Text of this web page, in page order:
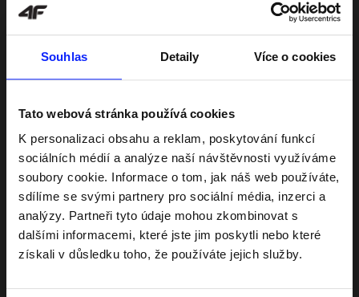
Souhlas Detaily Více o cookies
Tato webová stránka používá cookies
K personalizaci obsahu a reklam, poskytování funkcí
sociálních médií a analýze naší návštěvnosti využíváme
soubory cookie. Informace o tom, jak náš web používáte,
sdílíme se svými partnery pro sociální média, inzerci a
analýzy. Partneři tyto údaje mohou zkombinovat s
dalšími informacemi, které jste jim poskytli nebo které
získali v důsledku toho, že používáte jejich služby.